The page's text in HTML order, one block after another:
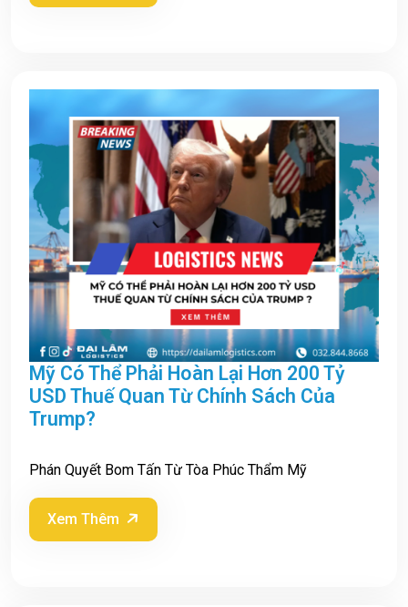
Mỹ Có Thể Phải Hoàn Lại Hơn 200 Tỷ
USD Thuế Quan Từ Chính Sách Của
Trump?
Phán Quyết Bom Tấn Từ Tòa Phúc Thẩm Mỹ
Xem Thêm